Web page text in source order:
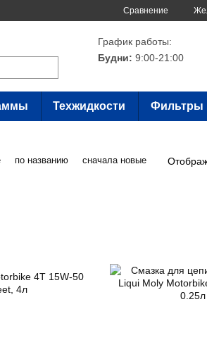
Сравнение
График работы:
Будни: 9:00-21:00
Техжидкости Фильтры
по названию сначала новые